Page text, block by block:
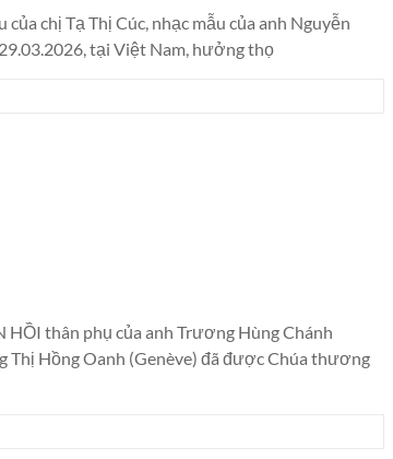
chị Tạ Thị Cúc, nhạc mẫu của anh Nguyễn
tại Việt Nam, hưởng thọ
thân phụ của anh Trương Hùng Chánh
Thị Hồng Oanh (Genève) đã được Chúa thương